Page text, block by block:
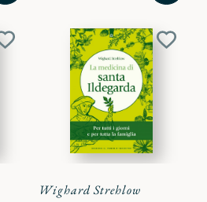
Aggiungi
Wighard Strehlow